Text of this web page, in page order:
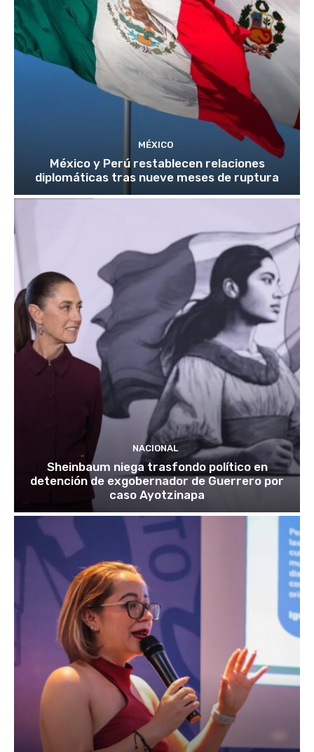
MÉXICO
México y Perú restablecen relaciones
diplomáticas tras nueve meses de ruptura
NACIONAL
Sheinbaum niega trasfondo político en
detención de exgobernador de Guerrero por
caso Ayotzinapa